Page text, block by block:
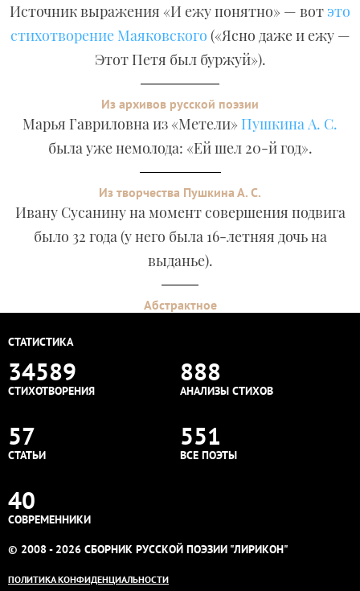
Источник выражения «И ежу понятно» — вот это
стихотворение Маяковского («Ясно даже и ежу —
Этот Петя был буржуй»).
Из архивов русской поэзии
Марья Гавриловна из «Метели» Пушкина А. С.
была уже немолода: «Ей шел 20-й год».
Из творчества Пушкина А. С.
Ивану Сусанину на момент совершения подвига
было 32 года (у него была 16-летняя дочь на
выданье).
Абстрактное
СТАТИСТИКА
34589
СТИХОТВОРЕНИЯ
888
АНАЛИЗЫ СТИХОВ
57
СТАТЬИ
551
ВСЕ ПОЭТЫ
40
СОВРЕМЕННИКИ
© 2008 - 2026 СБОРНИК РУССКОЙ ПОЭЗИИ "ЛИРИКОН"
ПОЛИТИКА КОНФИДЕНЦИАЛЬНОСТИ